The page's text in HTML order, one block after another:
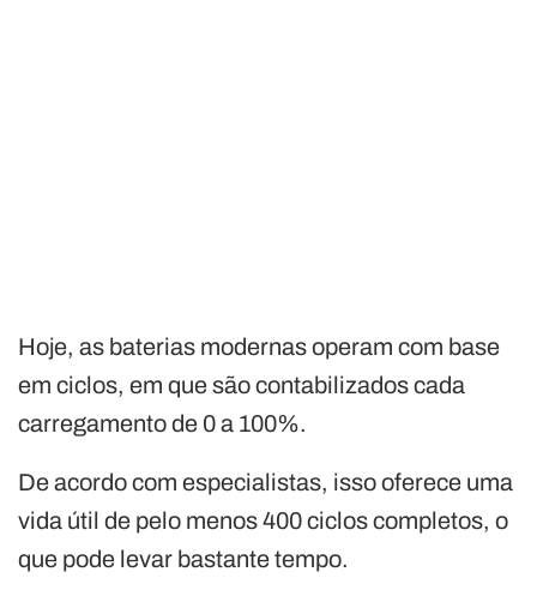
Hoje, as baterias modernas operam com base
em ciclos, em que são contabilizados cada
carregamento de 0 a 100%.
De acordo com especialistas, isso oferece uma
vida útil de pelo menos 400 ciclos completos, o
que pode levar bastante tempo.